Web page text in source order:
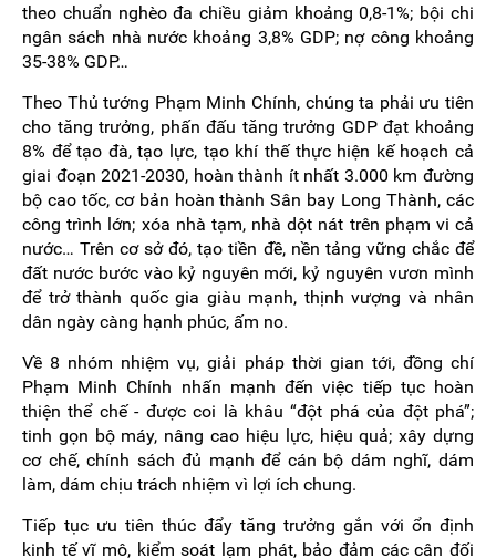
theo chuẩn nghèo đa chiều giảm khoảng 0,8-1%; bội chi
ngân sách nhà nước khoảng 3,8% GDP; nợ công khoảng
35-38% GDP…
Theo Thủ tướng Phạm Minh Chính, chúng ta phải ưu tiên
cho tăng trưởng, phấn đấu tăng trưởng GDP đạt khoảng
8% để tạo đà, tạo lực, tạo khí thế thực hiện kế hoạch cả
giai đoạn 2021-2030, hoàn thành ít nhất 3.000 km đường
bộ cao tốc, cơ bản hoàn thành Sân bay Long Thành, các
công trình lớn; xóa nhà tạm, nhà dột nát trên phạm vi cả
nước… Trên cơ sở đó, tạo tiền đề, nền tảng vững chắc để
đất nước bước vào kỷ nguyên mới, kỷ nguyên vươn mình
để trở thành quốc gia giàu mạnh, thịnh vượng và nhân
dân ngày càng hạnh phúc, ấm no.
Về 8 nhóm nhiệm vụ, giải pháp thời gian tới, đồng chí
Phạm Minh Chính nhấn mạnh đến việc tiếp tục hoàn
thiện thể chế - được coi là khâu “đột phá của đột phá”;
tinh gọn bộ máy, nâng cao hiệu lực, hiệu quả; xây dựng
cơ chế, chính sách đủ mạnh để cán bộ dám nghĩ, dám
làm, dám chịu trách nhiệm vì lợi ích chung.
Tiếp tục ưu tiên thúc đẩy tăng trưởng gắn với ổn định
kinh tế vĩ mô, kiểm soát lạm phát, bảo đảm các cân đối